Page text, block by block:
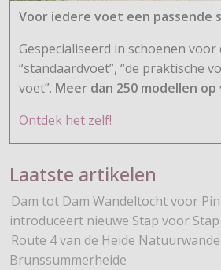
Voor iedere voet een passende
Gespecialiseerd in schoenen voor
“standaardvoet”, “de praktische
voet”. Meer dan 250 modellen
Ontdek het zelf!
Laatste artikelen
Dam tot Dam Wandeltocht voor
introduceert nieuwe Stap voor
Route 4 van de Heide
Brunssummerheide